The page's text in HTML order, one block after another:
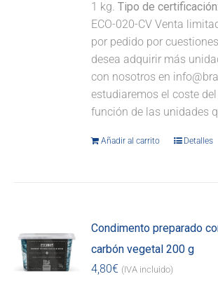
1 kg.Tipo de certificación:
ECO-020-CV Venta
por pedido por
desea adquirir más
con nosotros en
estudiaremos el coste
función de las unidades
Añadir al carrito Detalles
Condimento preparado
carbón vegetal 200 g
4,80€ (IVA incluido)